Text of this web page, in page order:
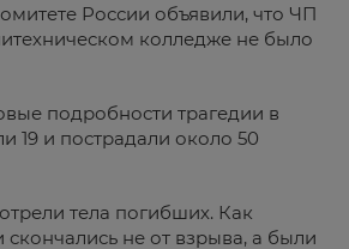
России объявили, что ЧП
колледже не было
подробности трагедии в
19 и пострадали около 50
тела погибших. Как
скончались не от взрыва, а были